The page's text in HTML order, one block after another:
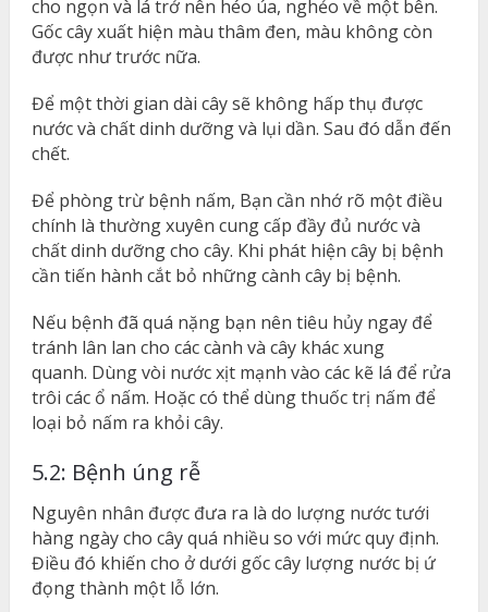
cho ngọn và lá trở nên héo úa, nghẻo về một bên.
Gốc cây xuất hiện màu thâm đen, màu không còn
được như trước nữa.
Để một thời gian dài cây sẽ không hấp thụ được
nước và chất dinh dưỡng và lụi dần. Sau đó dẫn đến
chết.
Để phòng trừ bệnh nấm, Bạn cần nhớ rõ một điều
chính là thường xuyên cung cấp đầy đủ nước và
chất dinh dưỡng cho cây. Khi phát hiện cây bị bệnh
cần tiến hành cắt bỏ những cành cây bị bệnh.
Nếu bệnh đã quá nặng bạn nên tiêu hủy ngay để
tránh lân lan cho các cành và cây khác xung
quanh. Dùng vòi nước xịt mạnh vào các kẽ lá để rửa
trôi các ổ nấm. Hoặc có thể dùng thuốc trị nấm để
loại bỏ nấm ra khỏi cây.
5.2: Bệnh úng rễ
Nguyên nhân được đưa ra là do lượng nước tưới
hàng ngày cho cây quá nhiều so với mức quy định.
Điều đó khiến cho ở dưới gốc cây lượng nước bị ứ
đọng thành một lỗ lớn.